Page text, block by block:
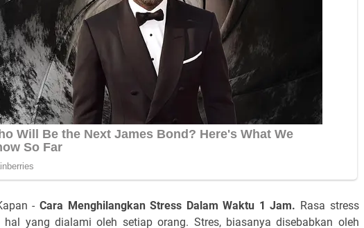
-Cara Menghilangkan Stress Dalam Waktu 1 Jam. Rasa stress
hal yang dialami oleh setiap orang. Stres, biasanya disebabkan oleh